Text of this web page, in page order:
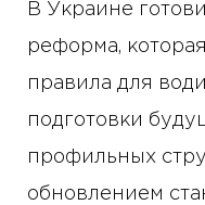
В Украине
реформа,
правила для
подготовки
профильных
обновлением